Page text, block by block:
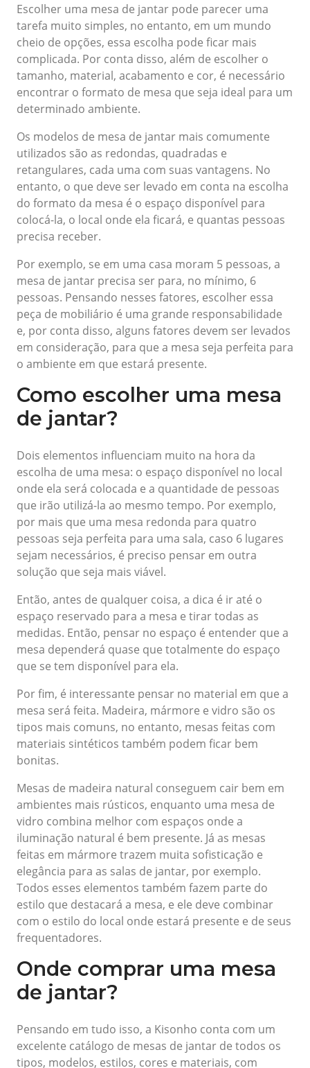
Escolher uma mesa de jantar pode parecer uma
tarefa muito simples, no entanto, em um mundo
cheio de opções, essa escolha pode ficar mais
complicada. Por conta disso, além de escolher o
tamanho, material, acabamento e cor, é necessário
encontrar o formato de mesa que seja ideal para um
determinado ambiente.
Os modelos de mesa de jantar mais comumente
utilizados são as redondas, quadradas e
retangulares, cada uma com suas vantagens. No
entanto, o que deve ser levado em conta na escolha
do formato da mesa é o espaço disponível para
colocá-la, o local onde ela ficará, e quantas pessoas
precisa receber.
Por exemplo, se em uma casa moram 5 pessoas, a
mesa de jantar precisa ser para, no mínimo, 6
pessoas. Pensando nesses fatores, escolher essa
peça de mobiliário é uma grande responsabilidade
e, por conta disso, alguns fatores devem ser levados
em consideração, para que a mesa seja perfeita para
o ambiente em que estará presente.
Como escolher uma mesa
de jantar?
Dois elementos influenciam muito na hora da
escolha de uma mesa: o espaço disponível no local
onde ela será colocada e a quantidade de pessoas
que irão utilizá-la ao mesmo tempo. Por exemplo,
por mais que uma mesa redonda para quatro
pessoas seja perfeita para uma sala, caso 6 lugares
sejam necessários, é preciso pensar em outra
solução que seja mais viável.
Então, antes de qualquer coisa, a dica é ir até o
espaço reservado para a mesa e tirar todas as
medidas. Então, pensar no espaço é entender que a
mesa dependerá quase que totalmente do espaço
que se tem disponível para ela.
Por fim, é interessante pensar no material em que a
mesa será feita. Madeira, mármore e vidro são os
tipos mais comuns, no entanto, mesas feitas com
materiais sintéticos também podem ficar bem
bonitas.
Mesas de madeira natural conseguem cair bem em
ambientes mais rústicos, enquanto uma mesa de
vidro combina melhor com espaços onde a
iluminação natural é bem presente. Já as mesas
feitas em mármore trazem muita sofisticação e
elegância para as salas de jantar, por exemplo.
Todos esses elementos também fazem parte do
estilo que destacará a mesa, e ele deve combinar
com o estilo do local onde estará presente e de seus
frequentadores.
Onde comprar uma mesa
de jantar?
Pensando em tudo isso, a Kisonho conta com um
excelente catálogo de mesas de jantar de todos os
tipos, modelos, estilos, cores e materiais, com